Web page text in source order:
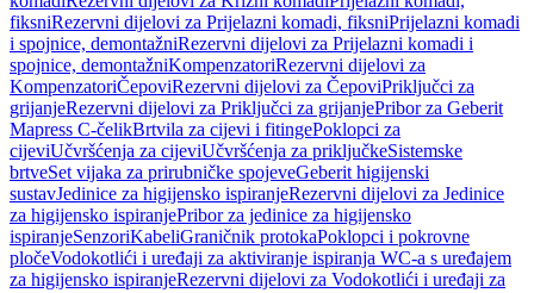
fiksniRezervni dijelovi za Prijelazni komadi, fiksniPrijelazni komadi
i spojnice, demontažniRezervni dijelovi za Prijelazni komadi i
spojnice, demontažniKompenzatoriRezervni dijelovi za
KompenzatoriČepoviRezervni dijelovi za ČepoviPriključci za
grijanjeRezervni dijelovi za Priključci za grijanjePribor za Geberit
Mapress C-čelikBrtvila za cijevi i fitingePoklopci za
cijeviUčvršćenja za cijeviUčvršćenja za priključkeSistemske
brtveSet vijaka za prirubničke spojeveGeberit higijenski
sustavJedinice za higijensko ispiranjeRezervni dijelovi za Jedinice
za higijensko ispiranjePribor za jedinice za higijensko
ispiranjeSenzoriKabeliGraničnik protokaPoklopci i pokrovne
pločeVodokotlići i uređaji za aktiviranje ispiranja WC-a s uređajem
za higijensko ispiranjeRezervni dijelovi za Vodokotlići i uređaji za